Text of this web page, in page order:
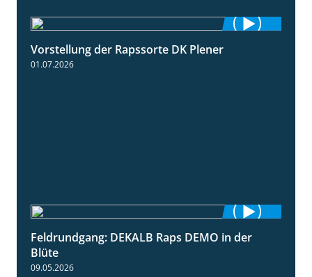
Vorstellung der Rapssorte DK Plener
01.07.2026
2:37
Feldrundgang: DEKALB Raps DEMO in der
Blüte
09.05.2026